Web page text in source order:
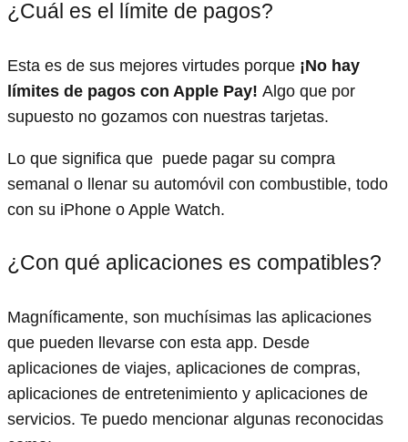
¿Cuál es el límite de pagos?
Esta es de sus mejores virtudes porque ¡No hay
límites de pagos con Apple Pay! Algo que por
supuesto no gozamos con nuestras tarjetas.
Lo que significa que puede pagar su compra
semanal o llenar su automóvil con combustible, todo
con su iPhone o Apple Watch.
¿Con qué aplicaciones es compatibles?
Magníficamente, son muchísimas las aplicaciones
que pueden llevarse con esta app. Desde
aplicaciones de viajes, aplicaciones de compras,
aplicaciones de entretenimiento y aplicaciones de
servicios. Te puedo mencionar algunas reconocidas